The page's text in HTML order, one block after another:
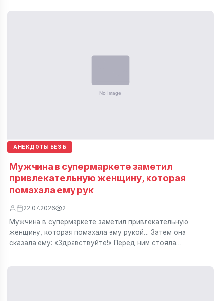
АНЕКДОТЫ БЕЗ Б
Мужчина в супермаркете заметил
привлекательную женщину, которая
помахала ему рук
22.07.2026 2
Мужчина в супермаркете заметил привлекательную
женщину, которая помахала ему рукой… Затем она
сказала ему: «Здравствуйте!» Перед ним стояла…